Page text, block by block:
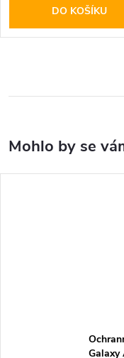
DO KOŠÍKU
Galaxy